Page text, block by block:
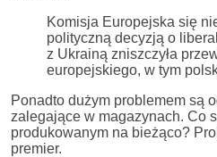
Komisja Europejska się
polityczną decyzją o
z Ukrainą zniszczyła
europejskiego, w tym
Ponadto dużym problemem są
zalegające w magazynach. Co
produkowanym na bieżąco?
premier.